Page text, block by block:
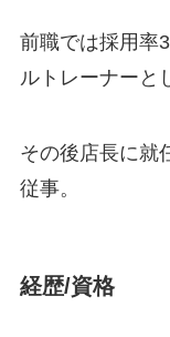
前職では採用率
ルトレーナーと
その後店長に就
従事。
経歴/資格